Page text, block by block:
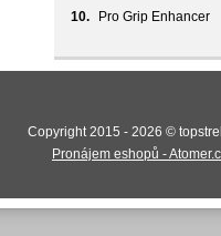
10. Pro Grip Enhancer
Copyright 2015 - 2026 ©
Pronájem eshopů -